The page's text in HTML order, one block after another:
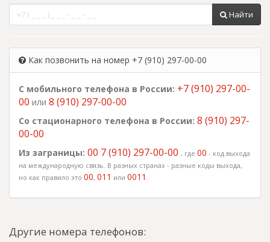
Найти
Как позвонить на номер +7 (910) 297-00-00
С мобильного телефона в России: +7 (910) 297-00-
00 или 8 (910) 297-00-00
Со стационарного телефона в России: 8 (910) 297-
00-00
Из заграницы: 00 7 (910) 297-00-00 , где 00 - код выхода
на международную связь. В разных странах - разные коды выхода,
но как правило это 00, 011 или 0011 .
Другие номера телефонов: